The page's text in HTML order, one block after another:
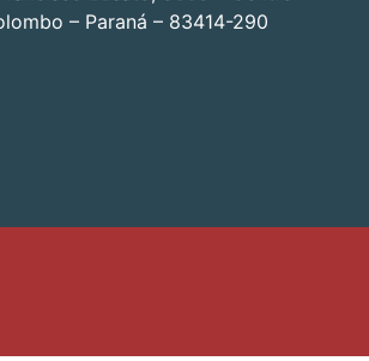
– Paraná – 83414-290